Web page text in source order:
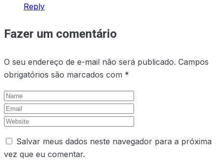
Reply
Fazer um comentário
O seu endereço de e-mail não será publicado. Campos
obrigatórios são marcados com *
Salvar meus dados neste navegador para a próxima
vez que eu comentar.